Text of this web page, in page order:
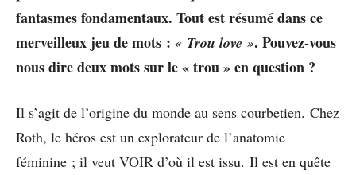
fantasmes fondamentaux. Tout est résumé dans ce
merveilleux jeu de mots : « Trou love ». Pouvez-vous
nous dire deux mots sur le « trou » en question ?
Il s’agit de l’origine du monde au sens courbetien. Chez
Roth, le héros est un explorateur de l’anatomie
féminine ; il veut VOIR d’où il est issu. Il est en quête